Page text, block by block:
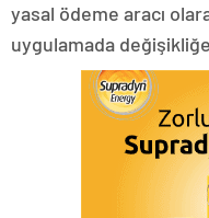
yasal ödeme aracı
uygulamada